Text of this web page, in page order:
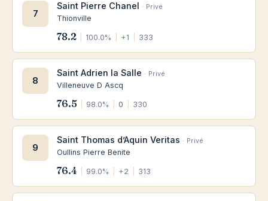
7
Saint Pierre Chanel · Privé
Thionville
78.2 100.0% +1 333
8
Saint Adrien la Salle · Privé
Villeneuve D Ascq
76.5 98.0% 0 330
9
Saint Thomas d’Aquin Veritas · Privé
Oullins Pierre Benite
76.4 99.0% +2 313